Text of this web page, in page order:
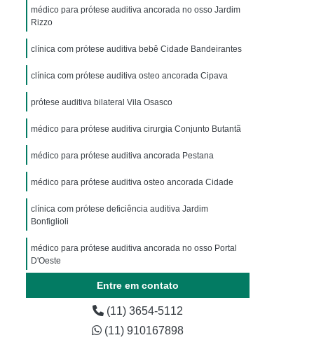
médico para prótese auditiva ancorada no osso Jardim
Rizzo
clínica com prótese auditiva bebê Cidade Bandeirantes
clínica com prótese auditiva osteo ancorada Cipava
prótese auditiva bilateral Vila Osasco
médico para prótese auditiva cirurgia Conjunto Butantã
médico para prótese auditiva ancorada Pestana
médico para prótese auditiva osteo ancorada Cidade
clínica com prótese deficiência auditiva Jardim
Bonfiglioli
médico para prótese auditiva ancorada no osso Portal
D'Oeste
médico para prótese auditiva interna Helena Maria
Entre em contato
(11) 3654-5112
(11) 910167898